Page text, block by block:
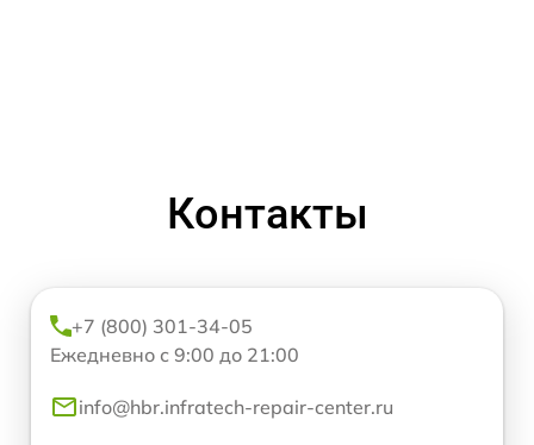
Контакты
+7 (800) 301-34-05
Ежедневно с 9:00 до 21:00
info@hbr.infratech-repair-center.ru